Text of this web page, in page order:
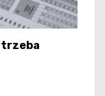
trzeba